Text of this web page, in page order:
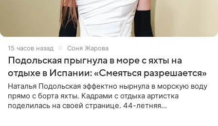
15 часов назад Соня Жарова
Подольская прыгнула в море с яхты на
отдыхе в Испании: «Смеяться разрешается»
Наталья Подольская эффектно нырнула в морскую воду
прямо с борта яхты. Кадрами с отдыха артистка
поделилась на своей странице. 44-летняя